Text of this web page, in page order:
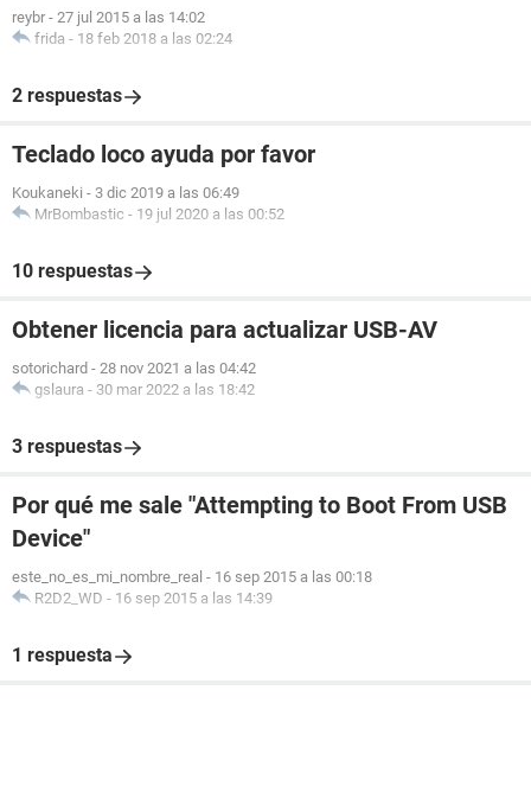
reybr - 27 jul 2015 a las 14:02
frida - 18 feb 2018 a las 02:24
2 respuestas
Teclado loco ayuda por favor
Koukaneki - 3 dic 2019 a las 06:49
MrBombastic - 19 jul 2020 a las 00:52
10 respuestas
Obtener licencia para actualizar USB-AV
sotorichard - 28 nov 2021 a las 04:42
gslaura - 30 mar 2022 a las 18:42
3 respuestas
Por qué me sale "Attempting to Boot From USB
Device"
este_no_es_mi_nombre_real - 16 sep 2015 a las 00:18
R2D2_WD - 16 sep 2015 a las 14:39
1 respuesta